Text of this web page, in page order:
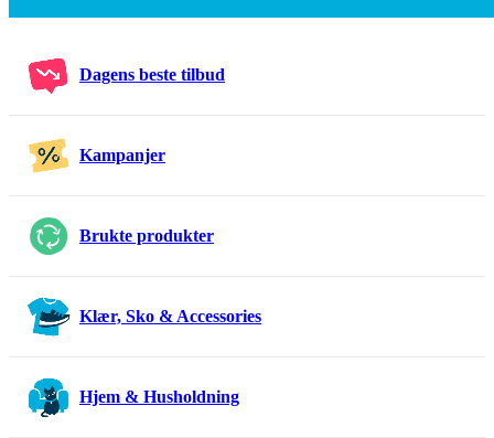
Dagens beste tilbud
Kampanjer
Brukte produkter
Klær, Sko & Accessories
Hjem & Husholdning